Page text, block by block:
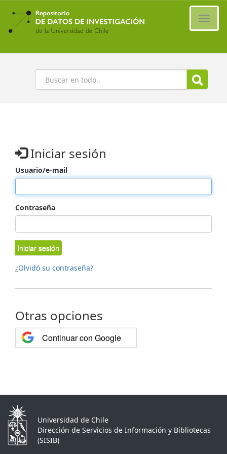
Ir
contenido
principal
Buscar
Iniciar sesión
Usuario/e-mail
Contraseña
Iniciar sesión
¿Olvidó su contraseña?
Otras opciones
Continuar con Google
Universidad de Chile
Dirección de Servicios de Información y Bibliotecas
(SISIB)